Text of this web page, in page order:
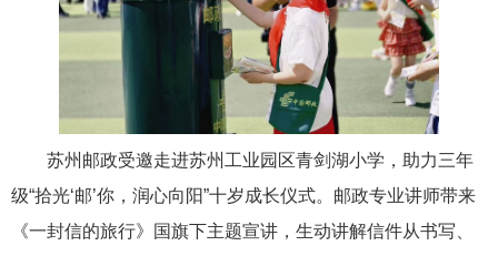
苏州邮政受邀走进苏州工业园区青剑湖小学，助力三年
级“拾光‘邮’你，润心向阳”十岁成长仪式。邮政专业讲师带来
《一封信的旅行》国旗下主题宣讲，生动讲解信件从书写、